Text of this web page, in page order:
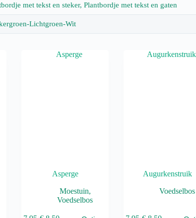
met tekst en steker, Plantbordje met tekst en gaten
Lichtgroen-Wit
Asperge
Moestuin,
Voedselbos
Augurkenstruik
Voedselbos